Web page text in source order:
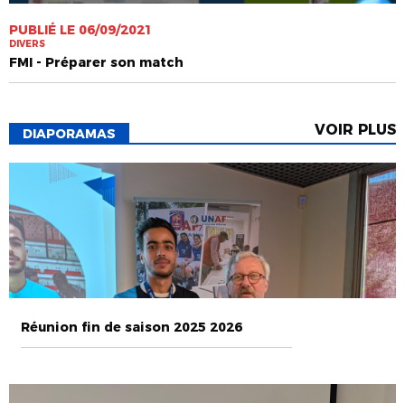
PUBLIÉ LE 06/09/2021
DIVERS
FMI - Préparer son match
DIAPORAMAS VOIR PLUS
Réunion fin de saison 2025 2026